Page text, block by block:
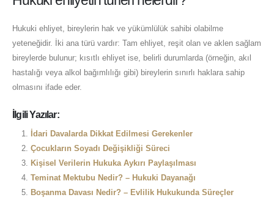
Hukuki ehliyet, bireylerin hak ve yükümlülük sahibi olabilme
yeteneğidir. İki ana türü vardır: Tam ehliyet, reşit olan ve aklen sağlam
bireylerde bulunur; kısıtlı ehliyet ise, belirli durumlarda (örneğin, akıl
hastalığı veya alkol bağımlılığı gibi) bireylerin sınırlı haklara sahip
olmasını ifade eder.
İlgili Yazılar:
İdari Davalarda Dikkat Edilmesi Gerekenler
Çocukların Soyadı Değişikliği Süreci
Kişisel Verilerin Hukuka Aykırı Paylaşılması
Teminat Mektubu Nedir? – Hukuki Dayanağı
Boşanma Davası Nedir? – Evlilik Hukukunda Süreçler